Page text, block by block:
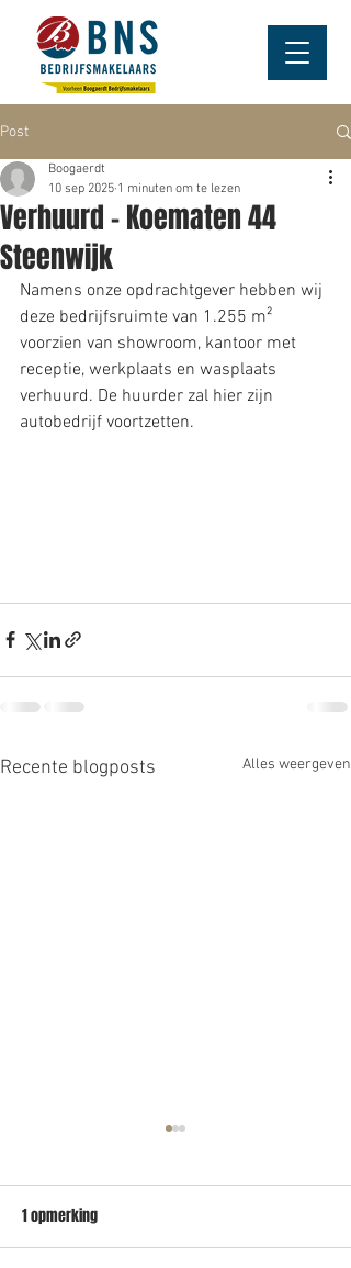
Post
Verhuurd - Koematen 44
Steenwijk
Boogaerdt
10 sep 2025 1 minuten om te lezen
Namens onze opdrachtgever hebben wij
deze bedrijfsruimte van 1.255 m²
voorzien van showroom, kantoor met
receptie, werkplaats en wasplaats
verhuurd. De huurder zal hier zijn
autobedrijf voortzetten.
Recente blogposts Alles weergeven
1 opmerking